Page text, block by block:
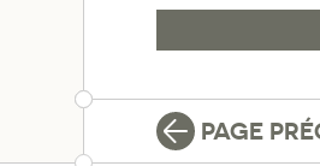
PAGE